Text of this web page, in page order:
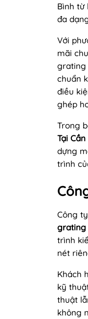
Bình từ
đa
Với
mãi
grating
chuẩn
điều
ghép
Trong
Tại
dựng
trình
Công
grating
trình
nét
Khách
kỹ
thuật
không